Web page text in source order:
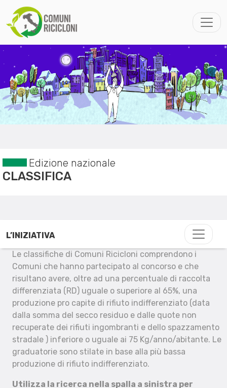
Edizione nazionale
CLASSIFICA
L’INIZIATIVA
Le classifiche di Comuni Ricicloni comprendono i
Comuni che hanno partecipato al concorso e che
risultano avere, oltre ad una percentuale di raccolta
differenziata (RD) uguale o superiore al 65%, una
produzione pro capite di rifiuto indifferenziato (data
dalla somma del secco residuo e dalle quote non
recuperate dei rifiuti ingombranti e dello spazzamento
stradale ) inferiore o uguale ai 75 Kg/anno/abitante. Le
graduatorie sono stilate in base alla più bassa
produzione di rifiuto indifferenziato.
Utilizza la ricerca nella spalla a sinistra per